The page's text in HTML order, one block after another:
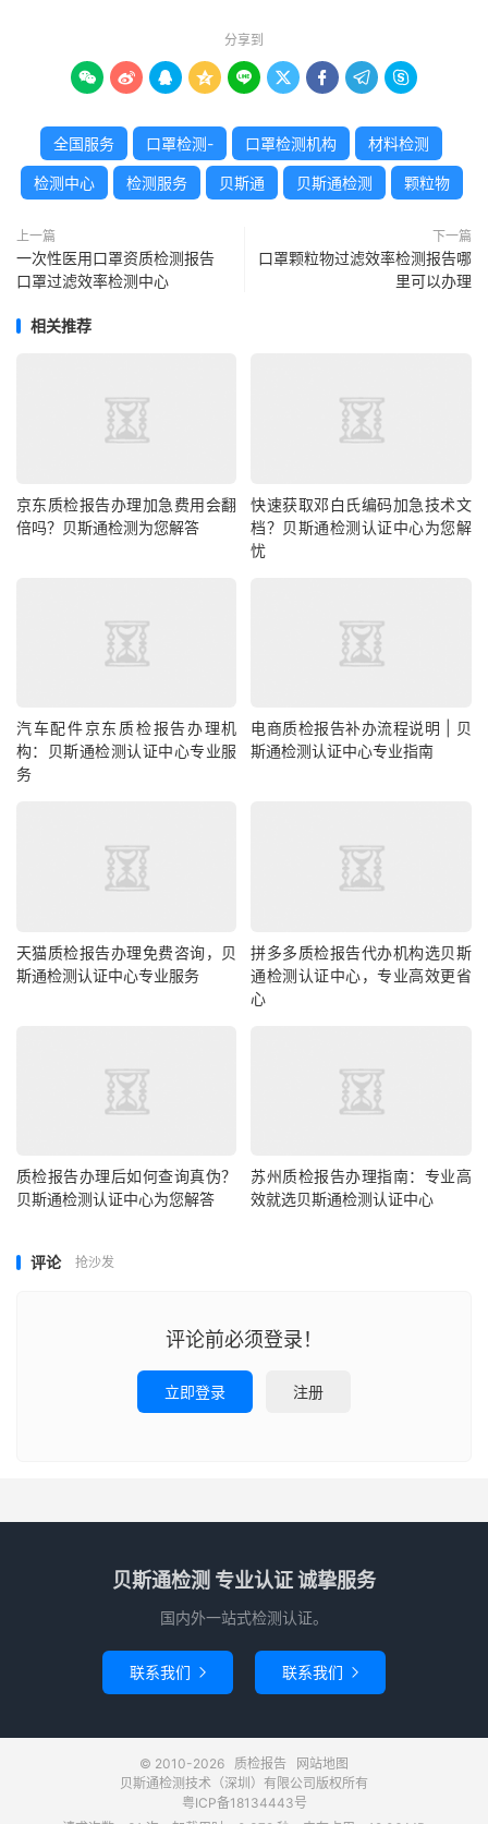
分享到
        
全国服务 口罩检测- 口罩检测机构 材料检测
检测中心 检测服务 贝斯通 贝斯通检测 颗粒物
上一篇
一次性医用口罩资质检测报告
口罩过滤效率检测中心
下一篇
口罩颗粒物过滤效率检测报告哪
里可以办理
相关推荐
京东质检报告办理加急费用会翻
倍吗？贝斯通检测为您解答
快速获取邓白氏编码加急技术文
档？贝斯通检测认证中心为您解
忧
汽车配件京东质检报告办理机
构：贝斯通检测认证中心专业服
务
电商质检报告补办流程说明 | 贝
斯通检测认证中心专业指南
天猫质检报告办理免费咨询，贝
斯通检测认证中心专业服务
拼多多质检报告代办机构选贝斯
通检测认证中心，专业高效更省
心
质检报告办理后如何查询真伪？
贝斯通检测认证中心为您解答
苏州质检报告办理指南：专业高
效就选贝斯通检测认证中心
评论 抢沙发
评论前必须登录！
立即登录 注册
贝斯通检测 专业认证 诚挚服务
国内外一站式检测认证。
联系我们  联系我们 
© 2010-2026 质检报告
网站地图
贝斯通检测技术（深圳）有限公司版权所有
粤ICP备18134443号